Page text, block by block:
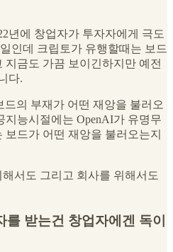
년에 창업자가 투자자에게 극도
인데 크립토가 유행할때는 보드
금도 가끔 보이긴하지만 예전
다.
드의 부재가 어떤 재앙을 불러오
지능시절에는 OpenAI가 유명무
드가 어떤 재앙을 불러오는지
해서도 그리고 회사를 위해서도
받는건 창업자에겐 독이